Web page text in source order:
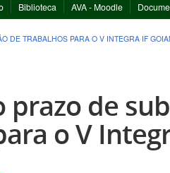
Biblioteca AVA - Moodle
DE TRABALHOS PARA O V INTEGRA IF
prazo de
o V